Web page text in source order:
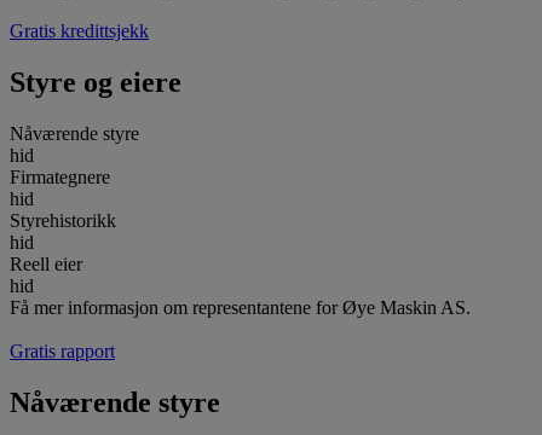
Gratis kredittsjekk
Styre og eiere
Nåværende styre
hid
Firmategnere
hid
Styrehistorikk
hid
Reell eier
hid
Få mer informasjon om representantene for Øye Maskin AS.
Gratis rapport
Nåværende styre